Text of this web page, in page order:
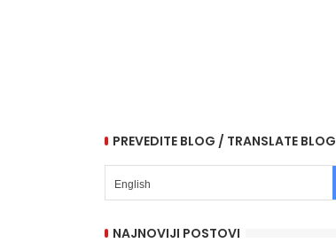
PREVEDITE BLOG / TRANSLATE BLOG
NAJNOVIJI POSTOVI